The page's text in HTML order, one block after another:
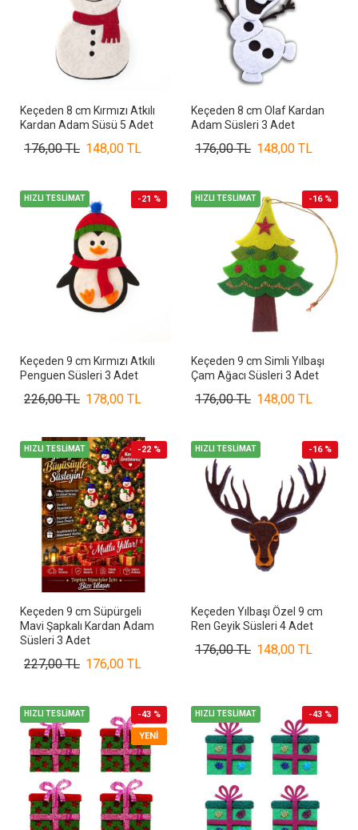
Keçeden 8 cm Kırmızı Atkılı
Kardan Adam Süsü 5 Adet
148,00 TL
176,00 TL
Keçeden 8 cm Olaf Kardan
Adam Süsleri 3 Adet
148,00 TL
176,00 TL
HIZLI TESLİMAT -21 %
Keçeden 9 cm Kırmızı Atkılı
Penguen Süsleri 3 Adet
178,00 TL
226,00 TL
HIZLI TESLİMAT -16 %
Keçeden 9 cm Simli Yılbaşı
Çam Ağacı Süsleri 3 Adet
148,00 TL
176,00 TL
HIZLI TESLİMAT -22 %
Keçeden 9 cm Süpürgeli
Mavi Şapkalı Kardan Adam
Süsleri 3 Adet
176,00 TL
227,00 TL
HIZLI TESLİMAT -16 %
Keçeden Yılbaşı Özel 9 cm
Ren Geyik Süsleri 4 Adet
148,00 TL
176,00 TL
HIZLI TESLİMAT
YENI
-43 % HIZLI TESLİMAT -43 %